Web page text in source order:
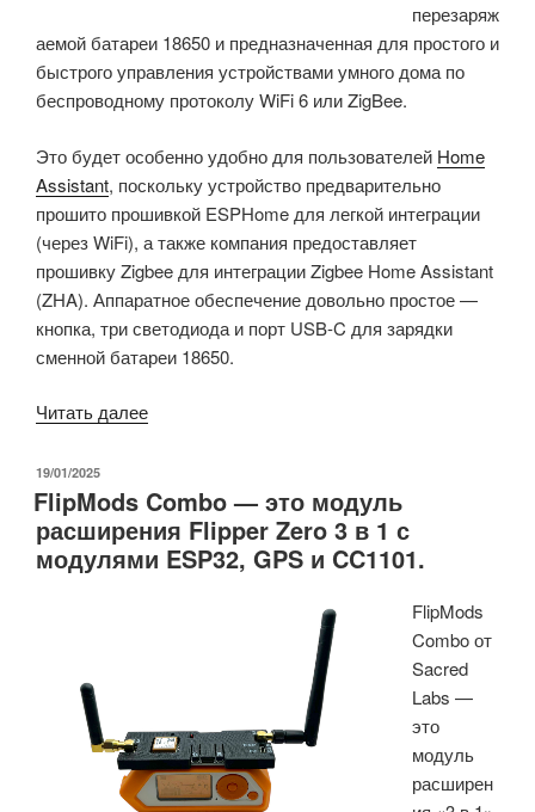
перезаряж
аемой батареи 18650 и предназначенная для простого и
быстрого управления устройствами умного дома по
беспроводному протоколу WiFi 6 или ZigBee.
Это будет особенно удобно для пользователей Home
Assistant, поскольку устройство предварительно
прошито прошивкой ESPHome для легкой интеграции
(через WiFi), а также компания предоставляет
прошивку Zigbee для интеграции Zigbee Home Assistant
(ZHA). Аппаратное обеспечение довольно простое —
кнопка, три светодиода и порт USB-C для зарядки
сменной батареи 18650.
Читать далее«Кнопка
IoT
с
питанием
SoC
и
поддерживает
ОПУБЛИКОВАНО
19/01/2025
FlipMods Combo — это модуль
расширения Flipper Zero 3 в 1 с
модулями ESP32, GPS и CC1101.
FlipMods
Combo от
Sacred
Labs —
это
модуль
расширен